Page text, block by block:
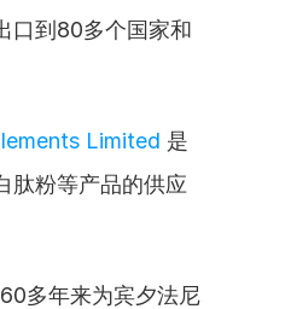
口到80多个国家和
Limited 是
肽粉等产品的供应
60多年来为宾夕法尼